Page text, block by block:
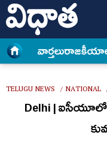
వార్త‌లు
TELUGU NEWS / NATIONAL
Delhi |